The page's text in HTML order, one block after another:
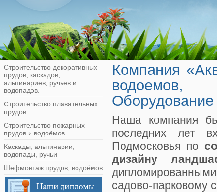
Строительство декоративных
прудов, каскадов,
альпинариев, ручьев и
водопадов.
Строительство плавательных
прудов
Строительство пожарных
прудов и водоёмов
Каскады, альпинарии,
водопады, ручьи
Шефмонтаж прудов, водоёмов
Компания
водоемов,
Наша компания
последних лет
Подмосковья по
дизайну
садово-парковому